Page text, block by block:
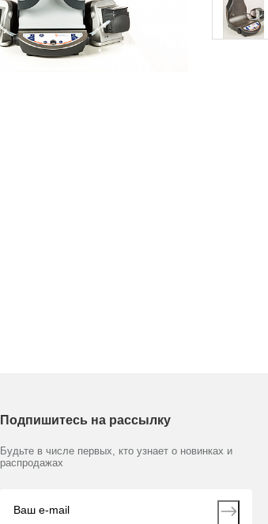
Подпишитесь на рассылку
Будьте в числе первых, кто узнает о новинках и
распродажах